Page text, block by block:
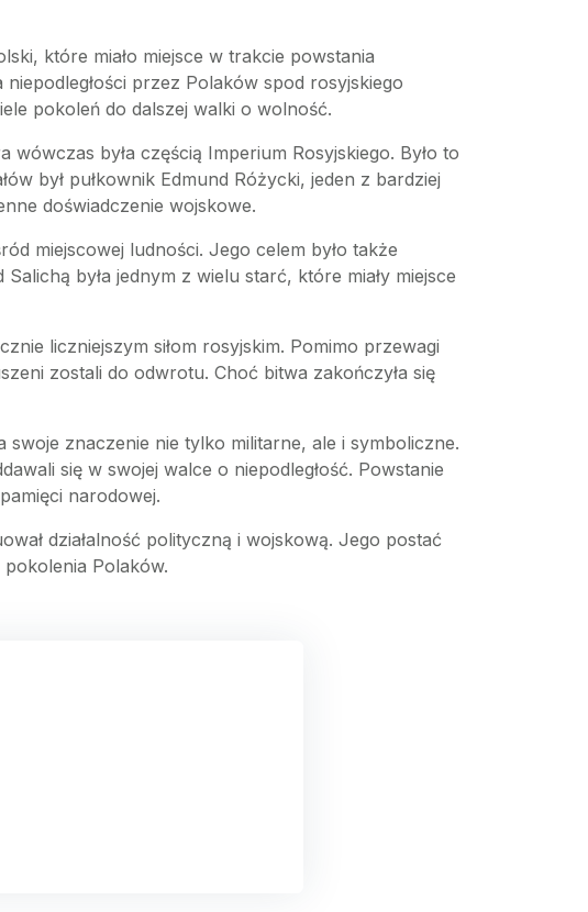
które miało miejsce w trakcie powstania
przez Polaków spod rosyjskiego
pokoleń do dalszej walki o wolność.
była częścią Imperium Rosyjskiego. Było to
był pułkownik Edmund Różycki, jeden z bardziej
doświadczenie wojskowe.
miejscowej ludności. Jego celem było także
była jednym z wielu starć, które miały miejsce
liczniejszym siłom rosyjskim. Pomimo przewagi
zostali do odwrotu. Choć bitwa zakończyła się
znaczenie nie tylko militarne, ale i symboliczne.
się w swojej walce o niepodległość. Powstanie
narodowej.
działalność polityczną i wojskową. Jego postać
pokolenia Polaków.